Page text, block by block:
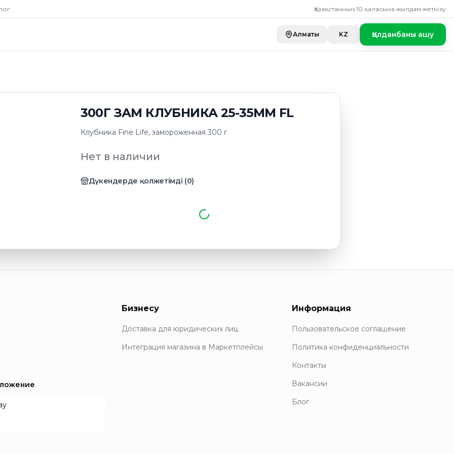
Қазақстанның 10 қаласына жылдам жеткізу
Алматы KZ Қолданбаны ашу
300Г ЗАМ КЛУБНИКА 25-35ММ FL
Клубника Fine Life, замороженная 300 г
Нет в наличии
Дүкендерде қолжетімді (0)
Бизнесу
Доставка для юридических лиц
Интеграция магазина в Маркетплейсы
Информация
Пользовательское соглашение
Политика конфиденциальности
Контакты
Вакансии
Блог